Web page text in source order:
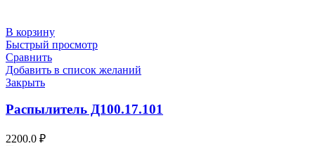
В корзину
Быстрый просмотр
Сравнить
Добавить в список желаний
Закрыть
Распылитель Д100.17.101
2200.0 ₽